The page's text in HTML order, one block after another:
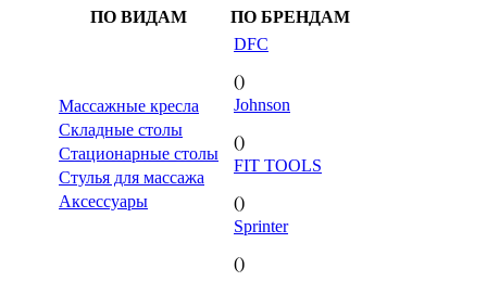
ПО ВИДАМ ПО БРЕНДАМ
Массажные кресла
Складные столы
Стационарные столы
Стулья для массажа
Аксессуары
DFC
()
Johnson
()
FIT TOOLS
()
Sprinter
()